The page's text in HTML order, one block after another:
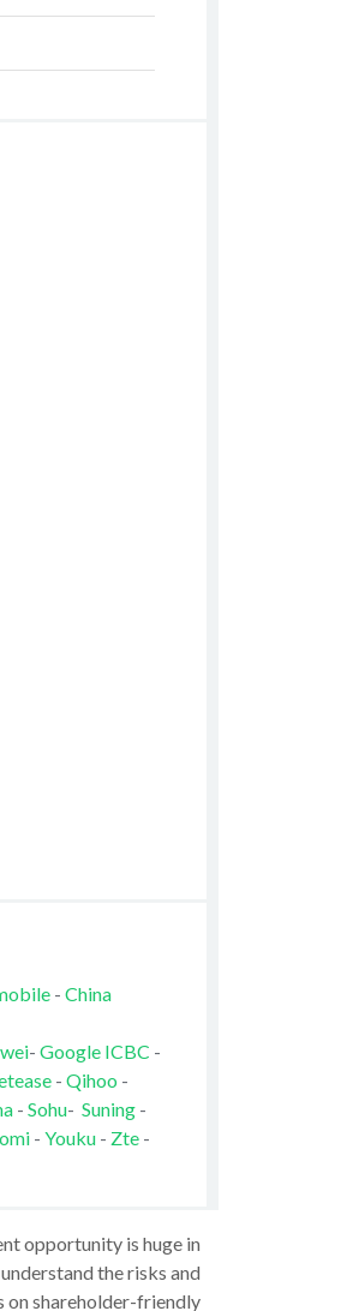
- China
- Google ICBC -
- Qihoo -
- Sohu- Suning-
- Youku - Zte-
opportunity is huge in
the risks and
on shareholder-friendly